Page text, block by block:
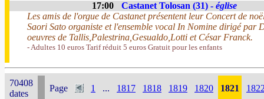
17:00 Castanet Tolosan (31) - église
Les amis de l'orgue de Castanet présentent leur Concert de
Saori Sato organiste et l'ensemble vocal In Nomine dirigé par
oeuvres de Tallis,Palestrina,Gesualdo,Lotti et César Franck.
- Adultes 10 euros Tarif réduit 5 euros Gratuit pour les enfants
70408
dates
Page 1 ... 1817 1818 1819 1820 1821